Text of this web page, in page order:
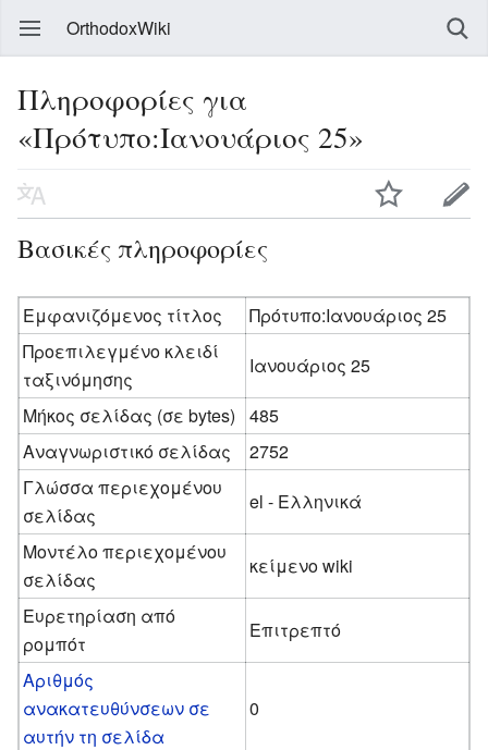
OrthodoxWiki
Πληροφορίες για
«Πρότυπο:Ιανουάριος 25»
Βασικές πληροφορίες
Εμφανιζόμενος τίτλος
Πρότυπο:Ιανουάριος 25
Προεπιλεγμένο κλειδί
ταξινόμησης
Ιανουάριος 25
Μήκος σελίδας (σε bytes)
485
Αναγνωριστικό σελίδας
2752
Γλώσσα περιεχομένου
σελίδας
el - Ελληνικά
Μοντέλο περιεχομένου
σελίδας
κείμενο wiki
Ευρετηρίαση από
ρομπότ
Επιτρεπτό
Αριθμός
ανακατευθύνσεων σε
αυτήν τη σελίδα
0